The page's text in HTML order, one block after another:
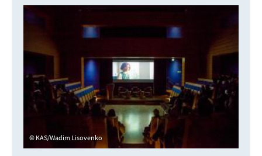
KAS/Wadim Lisovenko